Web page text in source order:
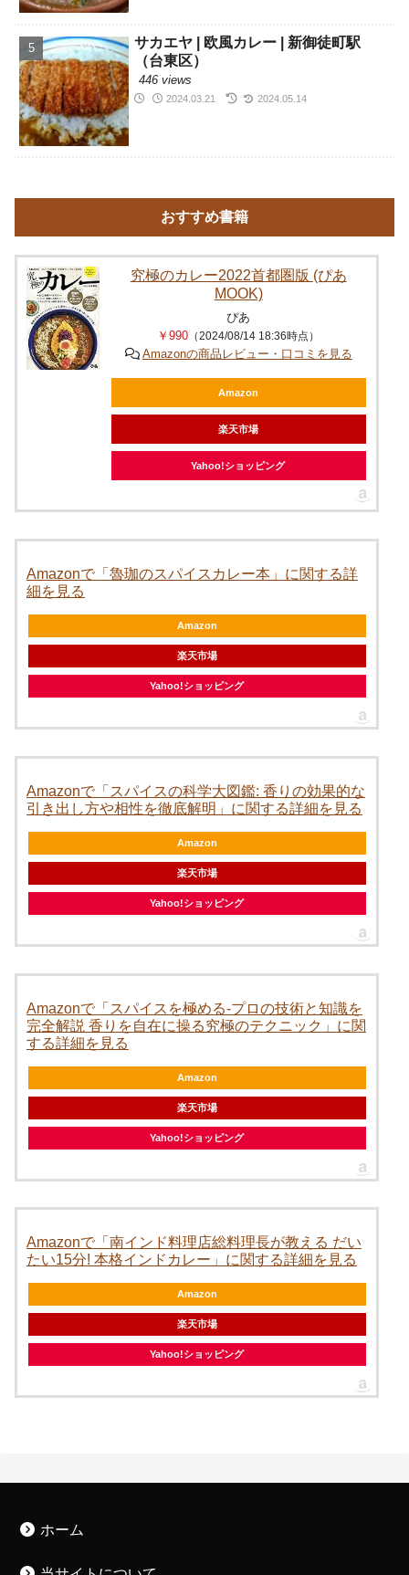
サカエヤ | 欧風カレー | 新御徒町駅
（台東区）
446 views
2024.03.21 2024.05.14
おすすめ書籍
究極のカレー2022首都圏版 (ぴあ
MOOK)
ぴあ
￥990 （2024/08/14 18:36時点）
Amazonの商品レビュー・口コミを見る
Amazon
楽天市場
Yahoo!ショッピング
Amazonで「魯珈のスパイスカレー本」に関する詳
細を見る
Amazon
楽天市場
Yahoo!ショッピング
Amazonで「スパイスの科学大図鑑: 香りの効果的な
引き出し方や相性を徹底解明」に関する詳細を見る
Amazon
楽天市場
Yahoo!ショッピング
Amazonで「スパイスを極める-プロの技術と知識を
完全解説 香りを自在に操る究極のテクニック」に関
する詳細を見る
Amazon
楽天市場
Yahoo!ショッピング
Amazonで「南インド料理店総料理長が教える だい
たい15分! 本格インドカレー」に関する詳細を見る
Amazon
楽天市場
Yahoo!ショッピング
ホーム